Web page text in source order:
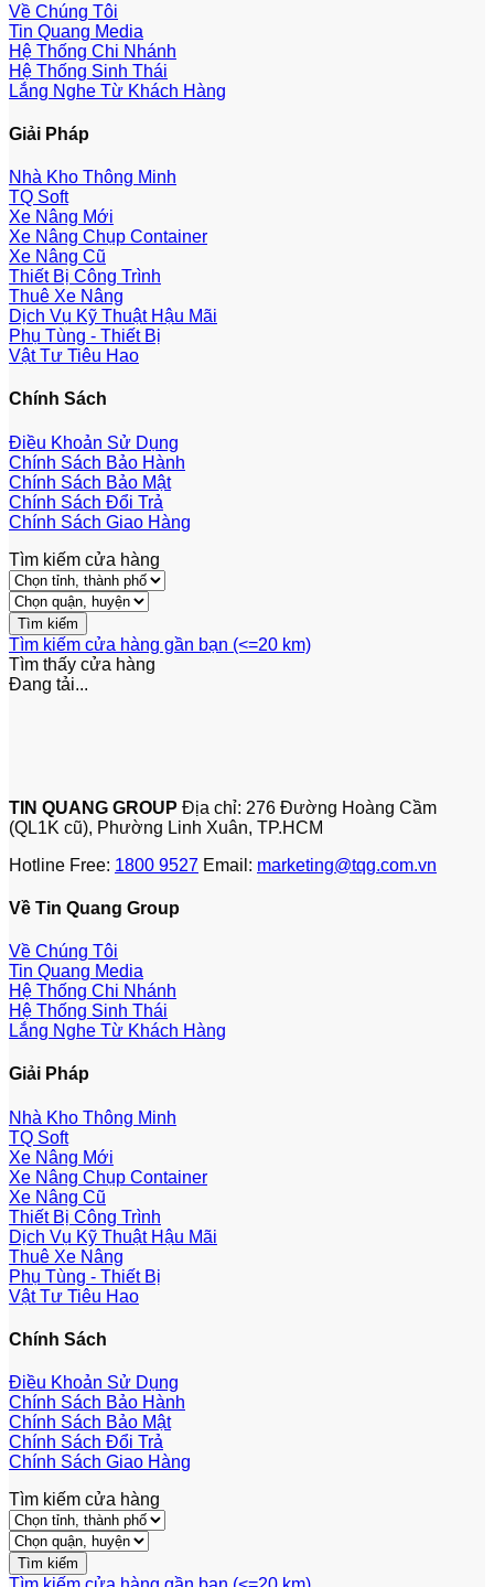
Về Chúng Tôi
Tin Quang Media
Hệ Thống Chi Nhánh
Hệ Thống Sinh Thái
Lắng Nghe Từ Khách Hàng
Giải Pháp
Nhà Kho Thông Minh
TQ Soft
Xe Nâng Mới
Xe Nâng Chụp Container
Xe Nâng Cũ
Thiết Bị Công Trình
Thuê Xe Nâng
Dịch Vụ Kỹ Thuật Hậu Mãi
Phụ Tùng - Thiết Bị
Vật Tư Tiêu Hao
Chính Sách
Điều Khoản Sử Dụng
Chính Sách Bảo Hành
Chính Sách Bảo Mật
Chính Sách Đổi Trả
Chính Sách Giao Hàng
Tìm kiếm cửa hàng
Tìm kiếm cửa hàng gần bạn (<=20 km)
Tìm thấy cửa hàng
Đang tải...
TIN QUANG GROUP Địa chỉ: 276 Đường Hoàng Cầm
(QL1K cũ), Phường Linh Xuân, TP.HCM
Hotline Free: 1800 9527 Email: marketing@tqg.com.vn
Về Tin Quang Group
Về Chúng Tôi
Tin Quang Media
Hệ Thống Chi Nhánh
Hệ Thống Sinh Thái
Lắng Nghe Từ Khách Hàng
Giải Pháp
Nhà Kho Thông Minh
TQ Soft
Xe Nâng Mới
Xe Nâng Chụp Container
Xe Nâng Cũ
Thiết Bị Công Trình
Dịch Vụ Kỹ Thuật Hậu Mãi
Thuê Xe Nâng
Phụ Tùng - Thiết Bị
Vật Tư Tiêu Hao
Chính Sách
Điều Khoản Sử Dụng
Chính Sách Bảo Hành
Chính Sách Bảo Mật
Chính Sách Đổi Trả
Chính Sách Giao Hàng
Tìm kiếm cửa hàng